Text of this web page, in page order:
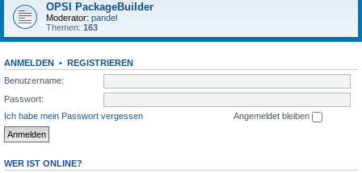
OPSI PackageBuilder
Moderator: pandel
Themen: 163
ANMELDEN • REGISTRIEREN
Benutzername:
Passwort:
Ich habe mein Passwort vergessen
Angemeldet bleiben
WER IST ONLINE?